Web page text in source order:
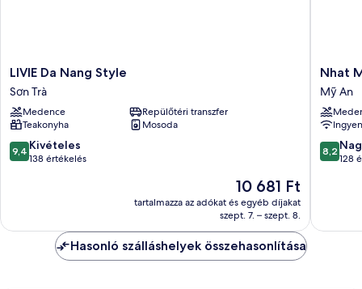
LIVIE
Da
Nang
Style
Sơn
Trà
LIVIE Da Nang Style
Sơn Trà
Medence
Repülőtéri transzfer
Teakonyha
Mosoda
9.4
ennyiből:
9,4 Kivételes
138 értékelés
Az
ár
10 681 Ft
10 681 Ft
tartalmazza az adókat és egyéb díjakat
szept. 7. – szept. 8.
Nhat
Minh
Hotel
and
Mỹ
An
Nhat
Mỹ An
8.2
8,2
128
Hasonló szálláshelyek összehasonlítása